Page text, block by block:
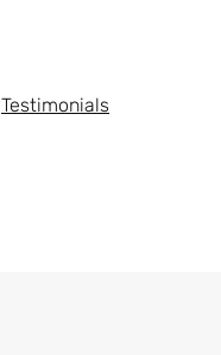
Testimonials